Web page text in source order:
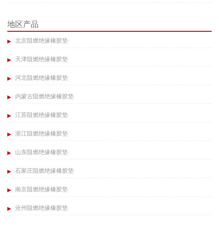
地区产品
北京阻燃绝缘橡胶垫
天津阻燃绝缘橡胶垫
河北阻燃绝缘橡胶垫
内蒙古阻燃绝缘橡胶垫
江苏阻燃绝缘橡胶垫
浙江阻燃绝缘橡胶垫
山东阻燃绝缘橡胶垫
石家庄阻燃绝缘橡胶垫
南京阻燃绝缘橡胶垫
沧州阻燃绝缘橡胶垫